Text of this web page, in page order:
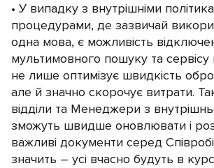
У випадку з внутрішніми
процедурами, де зазвичай
одна мова, є можливість
мультимовного пошуку та
не лише оптимізує швидкість
але й значно скорочує витрати.
відділи та Менеджери з
зможуть швидше оновлювати і
важливі документи серед
значить – усі вчасно будуть в